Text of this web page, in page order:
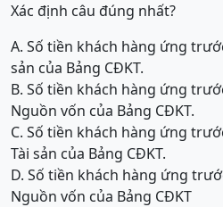
Xác định câu đúng nhất?
A. Số tiền khách hàng ứng
sản của Bảng CĐKT.
B. Số tiền khách hàng ứng
Nguồn vốn của Bảng CĐKT.
C. Số tiền khách hàng ứng
Tài sản của Bảng CĐKT.
D. Số tiền khách hàng ứng
Nguồn vốn của Bảng CĐKT